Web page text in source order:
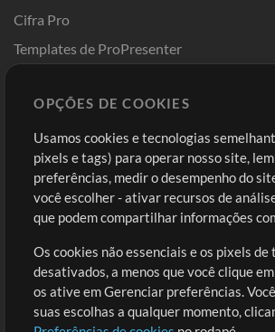
Cifra Pro
Templates de ProPresenter
Comprar Créditos
Conteúdo Grátis
Solicite uma Música
Extras
Sessões
Envie seu conteúdo
Entre
Cadastre-
Ir ao
OPÇÕES DE COOKIES
Usamos cookies e tecnologias
pixels e tags) para operar nosso site,
preferências, medir o desempenho do
você escolher - ativar recursos de
que podem compartilhar informações
Os cookies não essenciais e os pixels de
desativados, a menos que você clique
os ative em Gerenciar preferências.
suas escolhas a qualquer momento,